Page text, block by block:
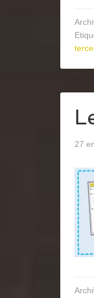
27